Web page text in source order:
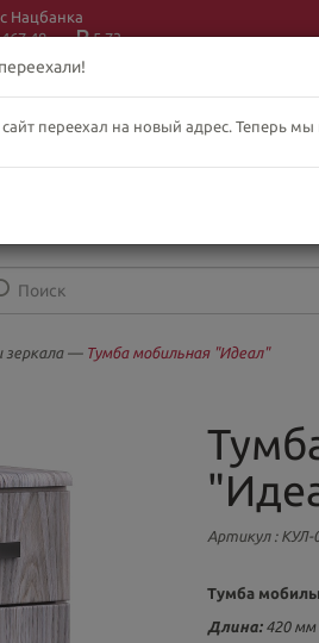
Нацбанка
5.73
— Тумба мобильная "Идеал"
Артикул: КУЛ-
Тумба
Длина: 420 мм
переехал на новый адрес. Теперь